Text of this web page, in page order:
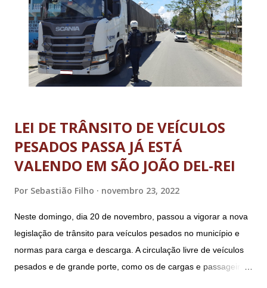
LEI DE TRÂNSITO DE VEÍCULOS
PESADOS PASSA JÁ ESTÁ
VALENDO EM SÃO JOÃO DEL-REI
Por Sebastião Filho novembro 23, 2022
Neste domingo, dia 20 de novembro, passou a vigorar a nova
legislação de trânsito para veículos pesados no município e
normas para carga e descarga. A circulação livre de veículos
pesados e de grande porte, como os de cargas e passageiros